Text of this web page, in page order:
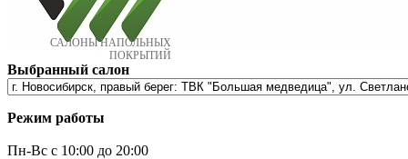
САЛОНЫ НАПОЛЬНЫХ
ПОКРЫТИЙ
Выбранный салон
Режим работы
Пн-Вс с 10:00 до 20:00